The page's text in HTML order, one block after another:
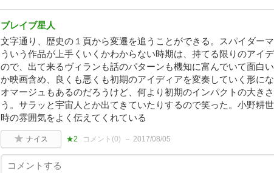
ブレイブ星人
文字通り、歴史の１頁から変遷を追うことができる。スパイダー
ういう作品が上手くいくかわからない時期は、持てる限りのアイ
ので、出て来るヴィランも話のパターンも機知に富んでいて面白
か映画含め、良くも悪くも初期のアイディアを変奏していく形に
オマージュもあるのだろうけど、何より初期のインパクトの大き
う。サラッと宇宙人とか出てきていたりするので笑った。小野耕
時の雰囲気をよく伝えてくれている
ナイス ★2 コメント(0) 2017/08/05